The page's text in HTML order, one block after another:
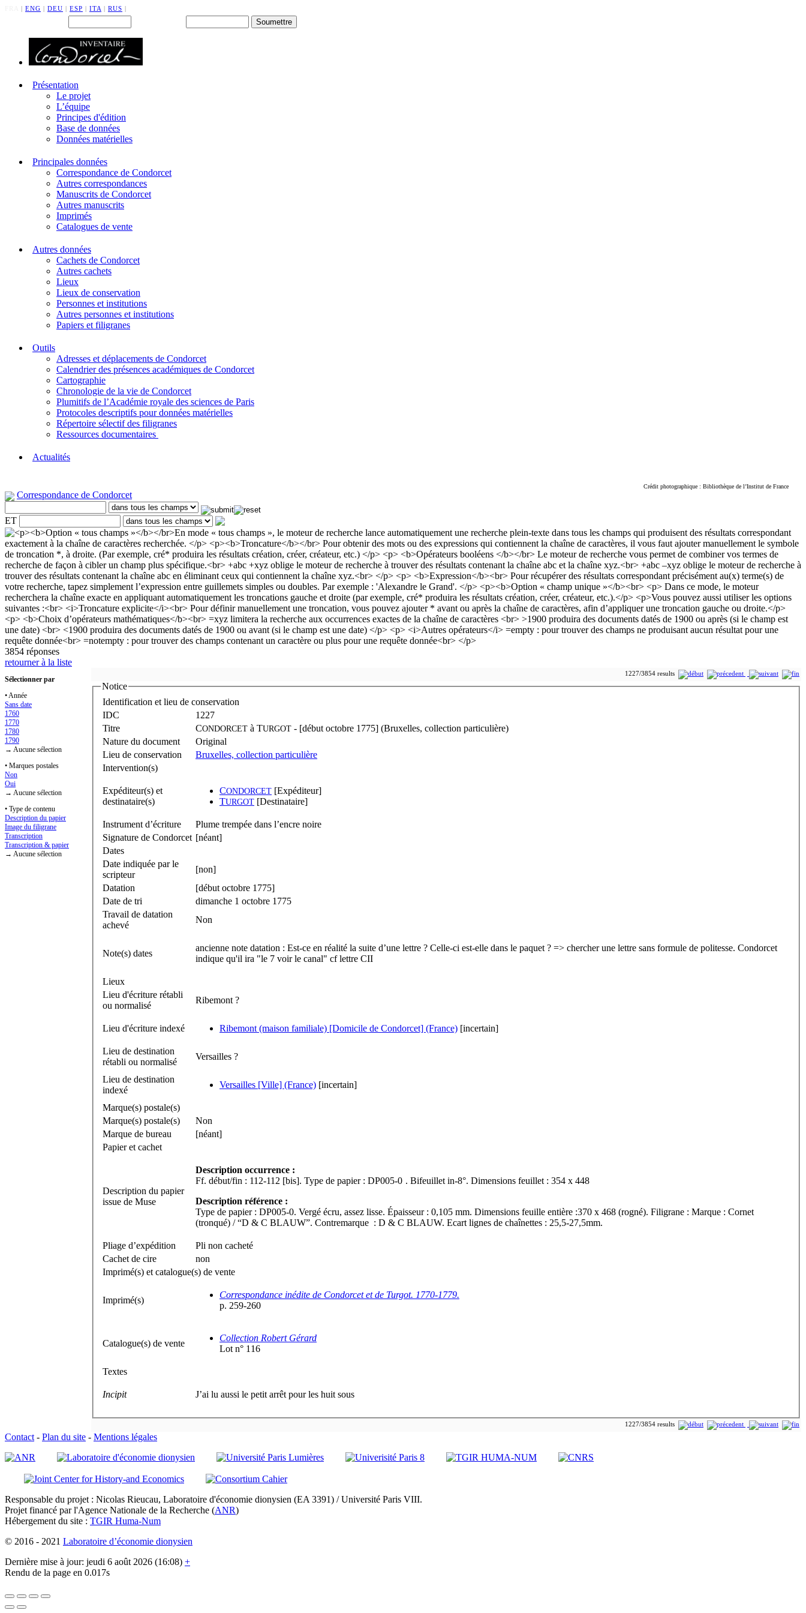
| ENG | DEU | ESP | ITA | RUS |
Présentation
Le projet
L’équipe
Principes d'édition
Base de données
Données matérielles
Principales données
Correspondance de Condorcet
Autres correspondances
Manuscrits de Condorcet
Autres manuscrits
Imprimés
Catalogues de vente
Autres données
Cachets de Condorcet
Autres cachets
Lieux
Lieux de conservation
Personnes et institutions
Autres personnes et institutions
Papiers et filigranes
Outils
Adresses et déplacements de Condorcet
Calendrier des présences académiques de Condorcet
Cartographie
Chronologie de la vie de Condorcet
Plumitifs de l’Académie royale des sciences de Paris
Protocoles descriptifs pour données matérielles
Répertoire sélectif des filigranes
Ressources documentaires
Actualités
Crédit photographique : Bibliothèque de l’Institut de France
Correspondance de Condorcet
ET
3854 réponses
retourner à la liste
Sélectionner par
• Année
Sans date
1760
1770
1780
1790
→ Aucune sélection
• Marques postales
Non
Oui
→ Aucune sélection
• Type de contenu
Description du papier
Image du filigrane
Transcription
Transcription & papier
→ Aucune sélection
1227/3854 results
Notice
Identification et lieu de conservation
IDC
1227
Titre
CONDORCET à TURGOT - [début octobre 1775] (Bruxelles, collection particulière)
Nature du document
Original
Lieu de conservation
Bruxelles, collection particulière
Intervention(s)
Expéditeur(s) et
destinataire(s)
CONDORCET [Expéditeur]
TURGOT [Destinataire]
Instrument d’écriture
Plume trempée dans l’encre noire
Signature de Condorcet [néant]
Dates
Date indiquée par le
scripteur
[non]
Datation
[début octobre 1775]
Date de tri
dimanche 1 octobre 1775
Travail de datation
achevé
Non
Note(s) dates
ancienne note datation : Est-ce en réalité la suite d’une lettre ? Celle-ci est-elle dans le paquet ? => chercher une lettre sans formule de politesse. Condorcet
indique qu'il ira "le 7 voir le canal" cf lettre CII
Lieux
Lieu d'écriture rétabli
ou normalisé
Ribemont ?
Lieu d'écriture indexé Ribemont (maison familiale) [Domicile de Condorcet] (France) [incertain]
Lieu de destination
rétabli ou normalisé
Versailles ?
Lieu de destination
indexé
Versailles [Ville] (France) [incertain]
Marque(s) postale(s)
Marque(s) postale(s)
Non
Marque de bureau
[néant]
Papier et cachet
Description du papier
issue de Muse
Description occurrence :
Ff. début/fin : 112-112 [bis]. Type de papier : DP005-0 . Bifeuillet in-8°. Dimensions feuillet : 354 x 448
Description référence :
Type de papier : DP005-0. Vergé écru, assez lisse. Épaisseur : 0,105 mm. Dimensions feuille entière :370 x 468 (rogné). Filigrane : Marque : Cornet
(tronqué) / “D & C BLAUW”. Contremarque : D & C BLAUW. Ecart lignes de chaînettes : 25,5-27,5mm.
Pliage d’expédition
Pli non cacheté
Cachet de cire
non
Imprimé(s) et catalogue(s) de vente
Imprimé(s)
Correspondance inédite de Condorcet et de Turgot. 1770-1779.
p. 259-260
Catalogue(s) de vente
Collection RobertGérard
Lot n° 116
Textes
Incipit J’ai lu aussi le petit arrêt pour les huit sous
1227/3854 results
Contact - Plan du site - Mentions légales
Responsable du projet : Nicolas Rieucau, Laboratoire d'économie dionysien (EA 3391) / Université Paris VIII.
Projet financé par l'Agence Nationale de la Recherche (ANR)
Hébergement du site : TGIR Huma-Num
© 2016 - 2021 Laboratoire d’économie dionysien
Dernière mise à jour: jeudi 6 août 2026 (16:08) +
Rendu de la page en 0.017s